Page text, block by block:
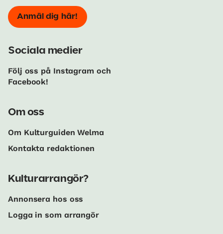
Anmäl dig här!
Sociala medier
Följ oss på Instagram och
Facebook!
Om oss
Om Kulturguiden Welma
Kontakta redaktionen
Kulturarrangör?
Annonsera hos oss
Logga in som arrangör